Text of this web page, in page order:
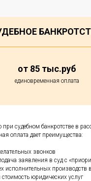
от 85 тыc.руб
единовременная оплата
при судебном банкротстве в
оплата дает преимущества:
звонков
заявления в суд с
исполнительных
юридических услуг